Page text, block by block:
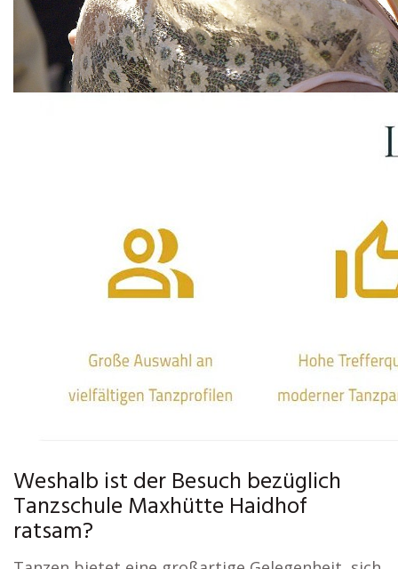
Weshalb ist der Besuch bezüglich
Tanzschule Maxhütte Haidhof
ratsam?